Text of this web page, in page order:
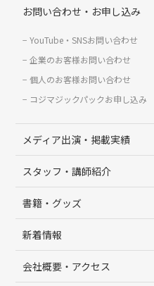
お問い合わせ・お申し込み
YouTube・SNSお問い合わせ
企業のお客様お問い合わせ
個人のお客様お問い合わせ
コジマジックパックお申し込み
メディア出演・掲載実績
スタッフ・講師紹介
書籍・グッズ
新着情報
会社概要・アクセス